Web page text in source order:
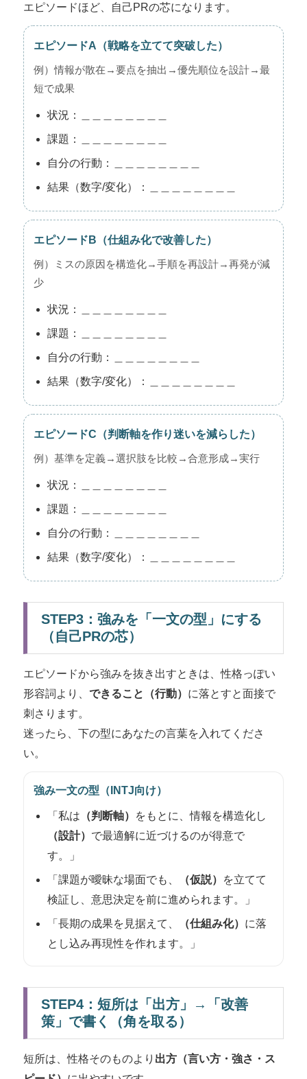
エピソードほど、自己PRの芯になります。
エピソードA（戦略を立てて突破した）
例）情報が散在→要点を抽出→優先順位を設計→最
短で成果
状況：＿＿＿＿＿＿＿＿
課題：＿＿＿＿＿＿＿＿
自分の行動：＿＿＿＿＿＿＿＿
結果（数字/変化）：＿＿＿＿＿＿＿＿
エピソードB（仕組み化で改善した）
例）ミスの原因を構造化→手順を再設計→再発が減
少
状況：＿＿＿＿＿＿＿＿
課題：＿＿＿＿＿＿＿＿
自分の行動：＿＿＿＿＿＿＿＿
結果（数字/変化）：＿＿＿＿＿＿＿＿
エピソードC（判断軸を作り迷いを減らした）
例）基準を定義→選択肢を比較→合意形成→実行
状況：＿＿＿＿＿＿＿＿
課題：＿＿＿＿＿＿＿＿
自分の行動：＿＿＿＿＿＿＿＿
結果（数字/変化）：＿＿＿＿＿＿＿＿
STEP3：強みを「一文の型」にする
（自己PRの芯）
エピソードから強みを抜き出すときは、性格っぽい
形容詞より、 できること（行動） に落とすと面接で
刺さります。
迷ったら、下の型にあなたの言葉を入れてくださ
い。
強み一文の型（INTJ向け）
「私は （判断軸）
をもとに、情報を構造化し
（設計） で最適解に近づけるのが得意で
す。」
「課題が曖昧な場面でも、 （仮説）
を立てて
検証し、意思決定を前に進められます。」
「長期の成果を見据えて、 （仕組み化） に落
とし込み再現性を作れます。」
STEP4：短所は「出方」→「改善
策」で書く（角を取る）
短所は、性格そのものより 出方（言い方・強さ・ス